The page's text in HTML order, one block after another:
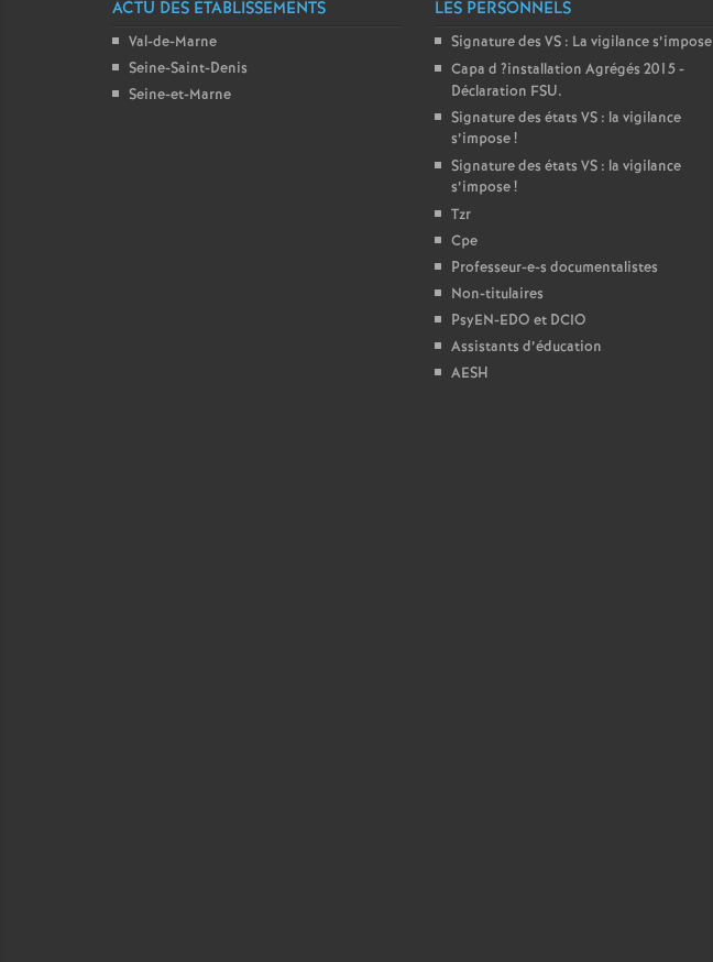
d
d
e
g
r
é
O
ACTU DES ÉTABLISSEMENTS
Val-de-Marne
Seine-Saint-Denis
Seine-et-Marne
LES PERSONNELS
Signature des VS: La vigilance s’impose
Capa d ?installation Agrégés 2015 -
Déclaration FSU.
Signature des états VS: la vigilance
s’impose!
Signature des états VS: la vigilance
s’impose!
Tzr
Cpe
Professeur-e-s documentalistes
Non-titulaires
PsyEN-EDO et DCIO
Assistants d’éducation
AESH